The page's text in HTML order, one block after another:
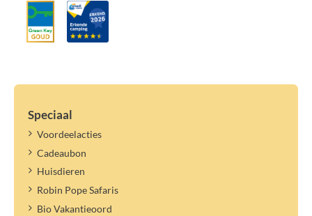
Speciaal
Voordeelacties
Cadeaubon
Huisdieren
Robin Pope Safaris
Bio Vakantieoord